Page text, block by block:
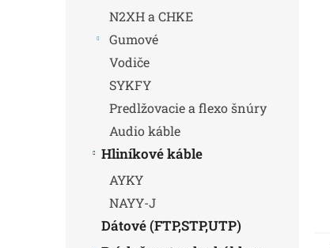
N2XH a CHKE
Gumové
Vodiče
SYKFY
Predlžovacie a flexo šnúry
Audio káble
Hliníkové káble
AYKY
NAYY-J
Dátové (FTP,STP,UTP)